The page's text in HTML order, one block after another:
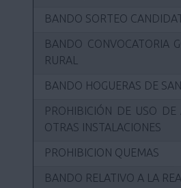
BANDO SORTEO
BANDO CONVOCATORIA
RURAL
BANDO HOGUERAS DE
PROHIBICIÓN DE USO DE
OTRAS INSTALACIONES
PROHIBICION QUEMAS
BANDO RELATIVO A LA